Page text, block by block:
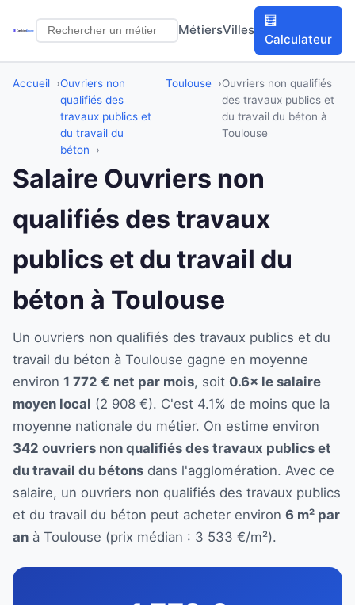
MétiersVilles
🧮
Calculateur
Accueil
Ouvriers non
qualifiés des
travaux publics et
du travail du
béton
Toulouse
Ouvriers non qualifiés
des travaux publics et
du travail du béton à
Toulouse
Salaire Ouvriers non
qualifiés des travaux
publics et du travail du
béton à Toulouse
Un ouvriers non qualifiés des travaux publics et du
travail du béton à Toulouse gagne en moyenne
environ 1 772 € net par mois, soit 0.6× le salaire
moyen local (2 908 €). C'est 4.1% de moins que la
moyenne nationale du métier. On estime environ
342 ouvriers non qualifiés des travaux publics et
du travail du bétons dans l'agglomération. Avec ce
salaire, un ouvriers non qualifiés des travaux publics
et du travail du béton peut acheter environ 6 m² par
an à Toulouse (prix médian : 3 533 €/m²).